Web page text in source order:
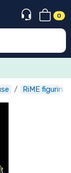
0
RiME figurine